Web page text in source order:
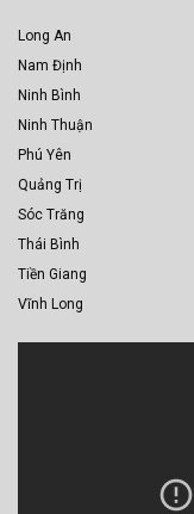
Long An
Nam Định
Ninh Bình
Ninh Thuận
Phú Yên
Quảng Trị
Sóc Trăng
Thái Bình
Tiền Giang
Vĩnh Long